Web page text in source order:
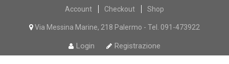
Skip
content
Account Checkout Shop
Via Messina Marine, 218 Palermo - Tel. 091-473922
Login Registrazione